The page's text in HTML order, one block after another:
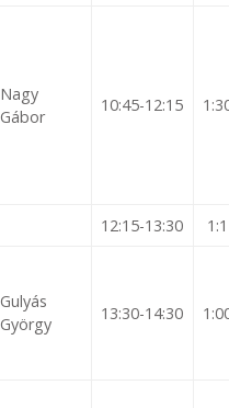
Nagy
Gábor
10:45-12:15
12:15-13:30
Gulyás
György
13:30-14:30